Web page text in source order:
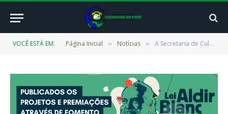
VOCÊ ESTÁ EM: Página Inicial » Notícias » A Secretaria de Cultura publica os projetos premiados pela Lei Aldir Blanc